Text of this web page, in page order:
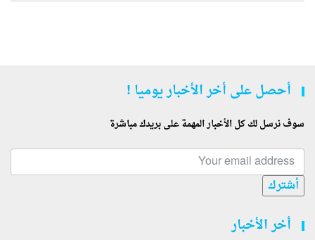
أحصل على أخر الأخبار يوميا !
سوف نرسل لك كل الأخبار المهمة على بريدك مباشرة
أشترك
أخر الأخبار